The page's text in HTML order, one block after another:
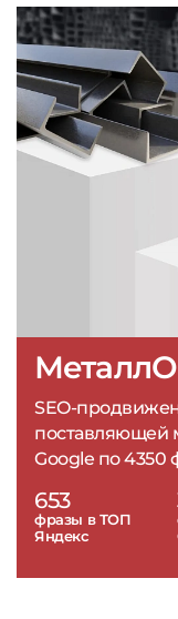
SEO-
поставляющей
Google по 4350
653
фразы в ТОП
Яндекс